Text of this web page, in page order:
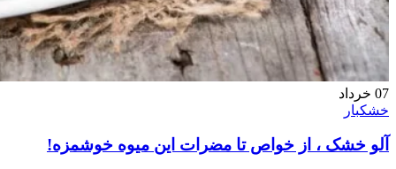
07 خرداد
خشکبار
آلو خشک ، از خواص تا مضرات این میوه خوشمزه!